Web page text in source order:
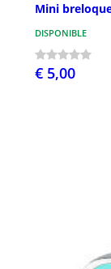
Mini
DISPONIBLE
€ 5,00